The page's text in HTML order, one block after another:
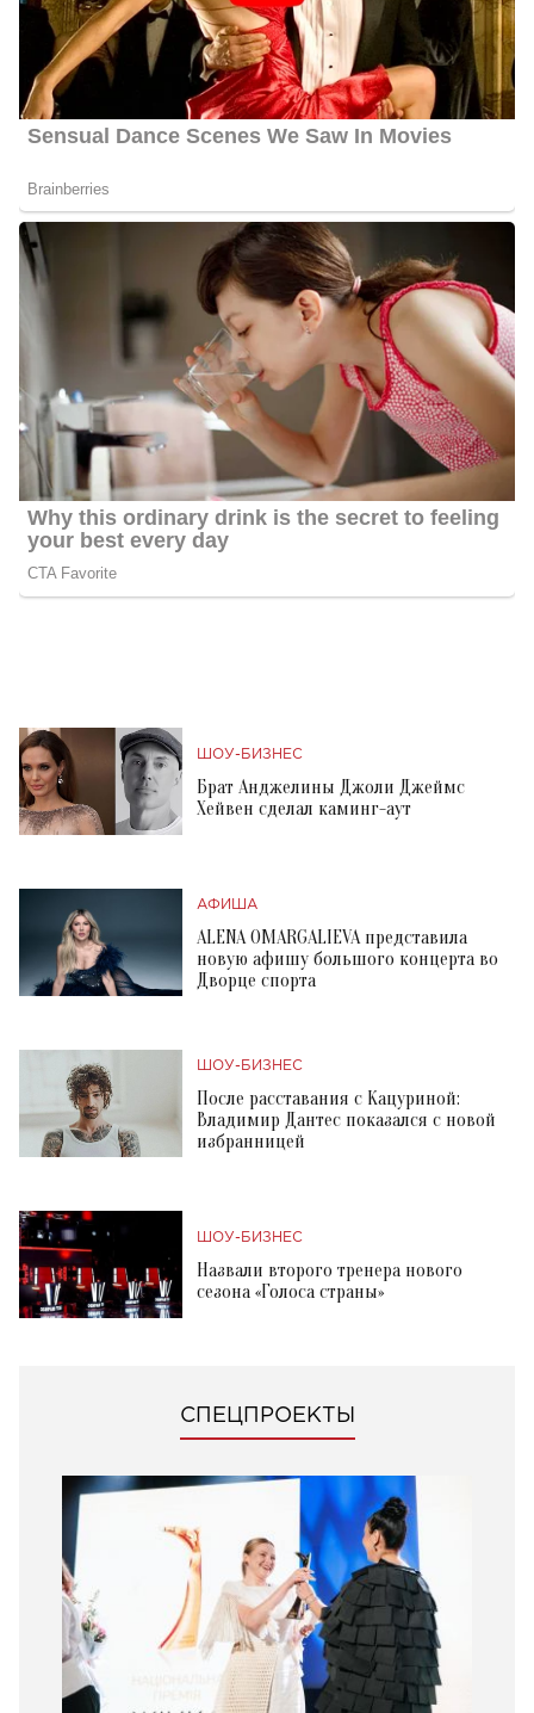
ШОУ-БИЗНЕС
Брат Анджелины Джоли Джеймс
Хейвен сделал каминг-аут
АФИША
ALENA OMARGALIEVA представила
новую афишу большого концерта во
Дворце спорта
ШОУ-БИЗНЕС
После расставания с Кацуриной:
Владимир Дантес показался с новой
избранницей
ШОУ-БИЗНЕС
Назвали второго тренера нового
сезона «Голоса страны»
СПЕЦПРОЕКТЫ